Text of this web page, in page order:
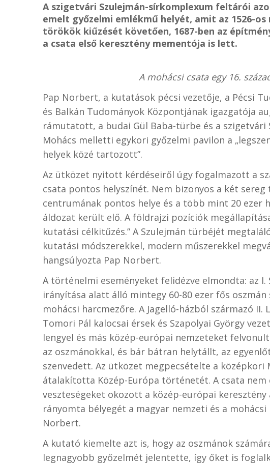
A szigetvári Szulejmán-sírkomplexum feltárói
emelt győzelmi emlékmű helyét, amit az 1526-
törökök kiűzését követően, 1687-ben az
a csata első keresztény mementója is lett.
A mohácsi csata egy 16.
Pap Norbert, a kutatások pécsi vezetője, a Pécsi
és Balkán Tudományok Központjának igazgatója
rámutatott, a budai Gül Baba-türbe és a
Mohács melletti egykori győzelmi pavilon a
helyek közé tartozott”.
Az ütközet nyitott kérdéseiről úgy fogalmazott a
csata pontos helyszínét. Nem bizonyos a két
centrumának pontos helye és a több mint 20 ezer
áldozat került elő. A földrajzi pozíciók
kutatási célkitűzés.” A Szulejmán türbéjét
kutatási módszerekkel, modern műszerekkel
hangsúlyozta Pap Norbert.
A történelmi eseményeket felidézve elmondta: az
irányítása alatt álló mintegy 60-80 ezer fős oszmán
mohácsi harcmezőre. A Jagelló-házból származó
Tomori Pál kalocsai érsek és Szapolyai György
lengyel és más közép-európai nemzeteket
az oszmánokkal, és bár bátran helytállt, az
szenvedett. Az ütközet megpecsételte a középkori
átalakította Közép-Európa történetét. A csata nem
veszteségeket okozott a közép-európai
rányomta bélyegét a magyar nemzeti és a
Norbert.
A kutató kiemelte azt is, hogy az oszmánok
legnagyobb győzelmét jelentette, így őket is